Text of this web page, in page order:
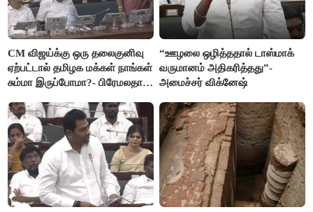
CM விஜய்க்கு ஒரு தலைகுனிவு
ஏற்பட்டால் தமிழக மக்கள் நாங்கள்
சும்மா இருப்போமா?- பிரேமலதா
“ஊழலை ஒழித்ததால் டாஸ்மாக்
வருமானம் அதிகரித்தது”-
அமைச்சர் விக்னேஷ்